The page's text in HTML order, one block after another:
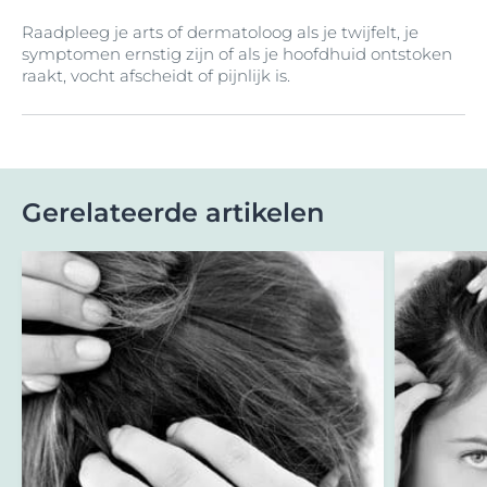
Raadpleeg je arts of dermatoloog als je twijfelt, je
symptomen ernstig zijn of als je hoofdhuid ontstoken
raakt, vocht afscheidt of pijnlijk is.
Gerelateerde artikelen